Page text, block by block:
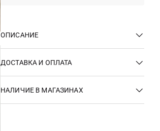
ОПИСАНИЕ
ДОСТАВКА И ОПЛАТА
НАЛИЧИЕ В МАГАЗИНАХ